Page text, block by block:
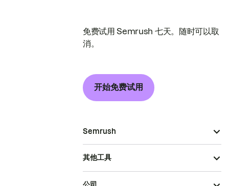
免费试用 Semrush 七天。随时可以取
消。
开始免费试用
Semrush
其他工具